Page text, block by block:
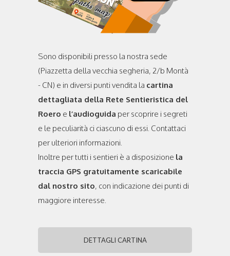
Sono disponibili presso la nostra sede
(Piazzetta della vecchia segheria, 2/b Montà
- CN) e in diversi punti vendita la cartina
dettagliata della Rete Sentieristica del
Roero e l’audioguida per scoprire i segreti
e le peculiarità ci ciascuno di essi. Contattaci
per ulteriori informazioni.
Inoltre per tutti i sentieri è a disposizione la
traccia GPS gratuitamente scaricabile
dal nostro sito, con indicazione dei punti di
maggiore interesse.
DETTAGLI CARTINA